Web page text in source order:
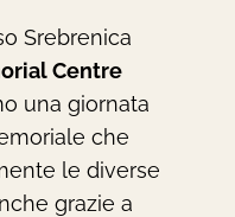
Srebrenica
Centre
una giornata
che
le diverse
grazie a